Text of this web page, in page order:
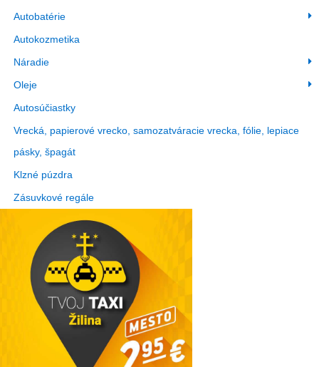
Autobatérie
Autokozmetika
Náradie
Oleje
Autosúčiastky
Vrecká, papierové vrecko, samozatváracie vrecka, fólie, lepiace
pásky, špagát
Klzné púzdra
Zásuvkové regále